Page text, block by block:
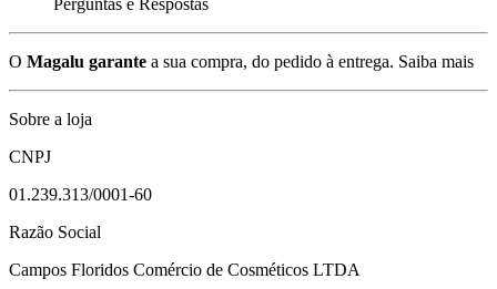
O Magalu garante a sua compra, do pedido à entrega. Saiba mais
Sobre a loja
CNPJ
01.239.313/0001-60
Razão Social
Campos Floridos Comércio de Cosméticos LTDA